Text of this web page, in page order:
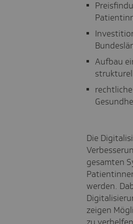
Aufbau
Die
gesamten
werden.
zeigen